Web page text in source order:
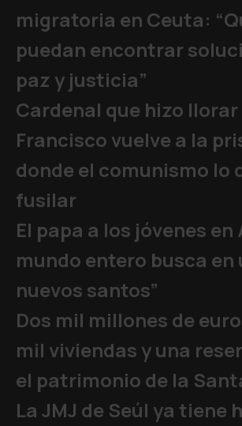
migratoria en Ceuta:
puedan encontrar
paz y justicia”
Cardenal que hizo llorar
Francisco vuelve a la
donde el comunismo lo
fusilar
El papa a los jóvenes en
mundo entero busca en
nuevos santos”
Dos mil millones de
mil viviendas y una
el patrimonio de la
La JMJ de Seúl ya tiene